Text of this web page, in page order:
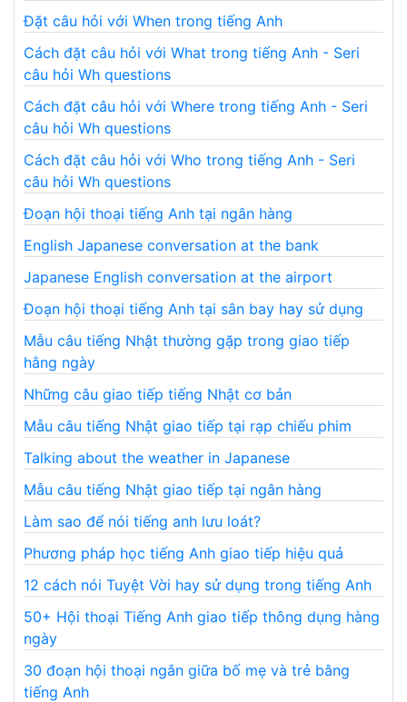
Đặt câu hỏi với When trong tiếng Anh
Cách đặt câu hỏi với What trong tiếng Anh - Seri
câu hỏi Wh questions
Cách đặt câu hỏi với Where trong tiếng Anh - Seri
câu hỏi Wh questions
Cách đặt câu hỏi với Who trong tiếng Anh - Seri
câu hỏi Wh questions
Đoạn hội thoại tiếng Anh tại ngân hàng
English Japanese conversation at the bank
Japanese English conversation at the airport
Đoạn hội thoại tiếng Anh tại sân bay hay sử dụng
Mẫu câu tiếng Nhật thường gặp trong giao tiếp
hằng ngày
Những câu giao tiếp tiếng Nhật cơ bản
Mẫu câu tiếng Nhật giao tiếp tại rạp chiếu phim
Talking about the weather in Japanese
Mẫu câu tiếng Nhật giao tiếp tại ngân hàng
Làm sao để nói tiếng anh lưu loát?
Phương pháp học tiếng Anh giao tiếp hiệu quả
12 cách nói Tuyệt Vời hay sử dụng trong tiếng Anh
50+ Hội thoại Tiếng Anh giao tiếp thông dụng hàng
ngày
30 đoạn hội thoại ngắn giữa bố mẹ và trẻ bằng
tiếng Anh